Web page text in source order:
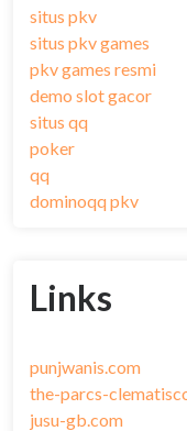
situs pkv
situs pkv games
pkv games resmi
demo slot gacor
situs qq
poker
qq
dominoqq pkv
Links
punjwanis.com
the-parcs-
jusu-gb.com